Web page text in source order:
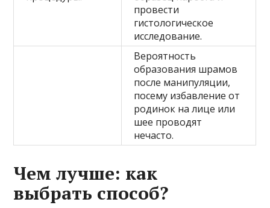
провести
гистологическое
исследование.
Вероятность
образования шрамов
после манипуляции,
посему избавление от
родинок на лице или
шее проводят
нечасто.
Чем лучше: как
выбрать способ?